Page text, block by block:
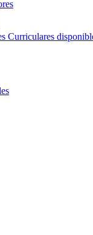
Curriculares